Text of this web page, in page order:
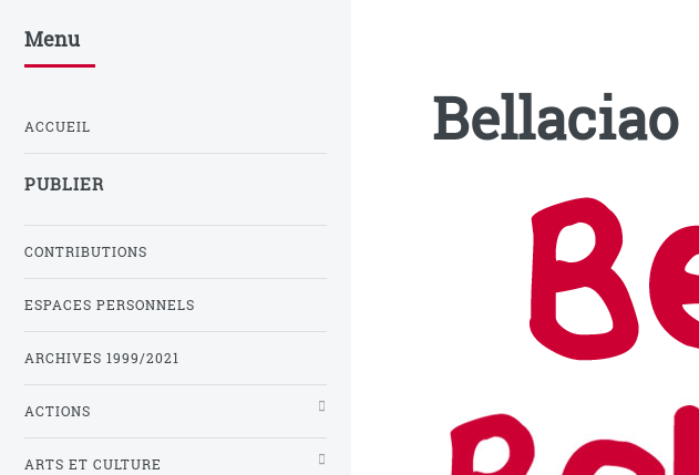
Bellaciao
Menu
ACCUEIL
PUBLIER
CONTRIBUTIONS
ESPACES PERSONNELS
ARCHIVES 1999/2021
ACTIONS
ARTS ET CULTURE